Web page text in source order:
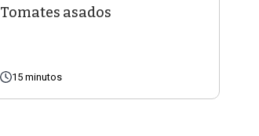
Tomates asados
15 minutos